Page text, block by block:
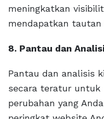
meningkatkan
mendapatkan tautan
8. Pantau dan
Pantau dan analisis
secara teratur untuk
perubahan yang